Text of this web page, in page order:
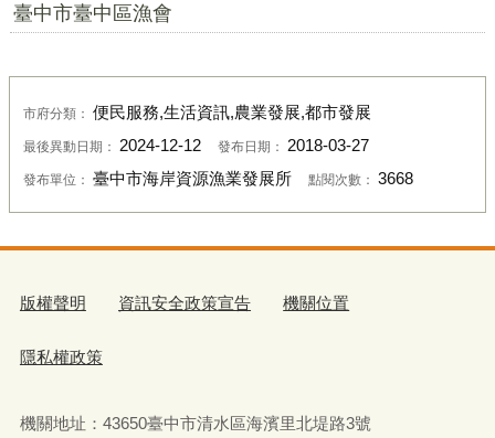
臺中市臺中區漁會
市府分類： 便民服務,生活資訊,農業發展,都市發展
最後異動日期： 2024-12-12 發布日期： 2018-03-27
發布單位： 臺中市海岸資源漁業發展所 點閱次數： 3668
版權聲明 資訊安全政策宣告 機關位置
隱私權政策
機關地址： 43650臺中市清水區海濱里北堤路3號